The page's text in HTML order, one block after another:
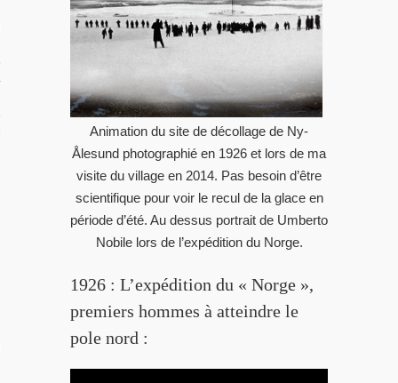
DU MOMENTAnimation du site de décollage de Ny-
Ålesund photographié en 1926 et lors de ma
visite du village en 2014. Pas besoin d’être
scientifique pour voir le recul de la glace en
période d’été. Au dessus portrait de Umberto
Nobile lors de l’expédition du Norge.
1926 : L’expédition du « Norge »,
premiers hommes à atteindre le
pole nord :